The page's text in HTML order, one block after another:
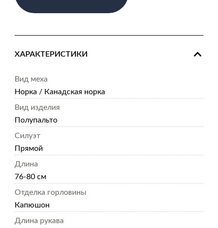
ХАРАКТЕРИСТИКИ
Вид меха
Норка / Канадская норка
Вид изделия
Полупальто
Силуэт
Прямой
Длина
76-80 см
Отделка горловины
Капюшон
Длина рукава